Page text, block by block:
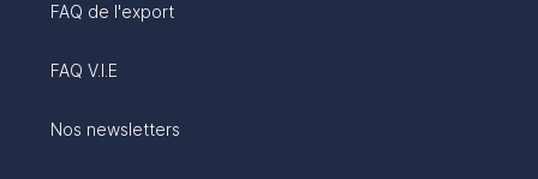
FAQ de l'export
FAQ V.I.E
Nos newsletters